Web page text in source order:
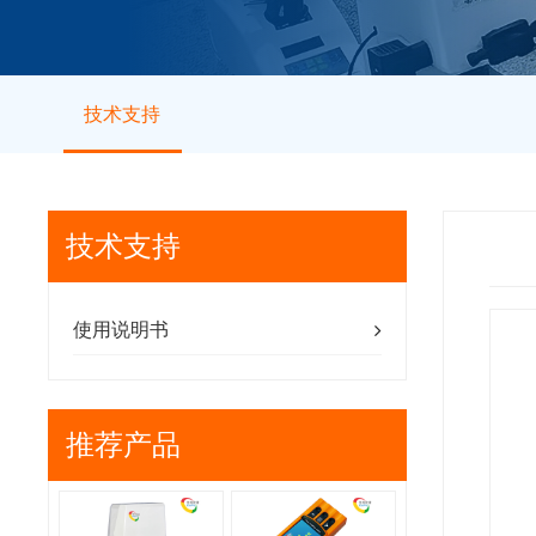
技术支持
技术支持
使用说明书
推荐产品